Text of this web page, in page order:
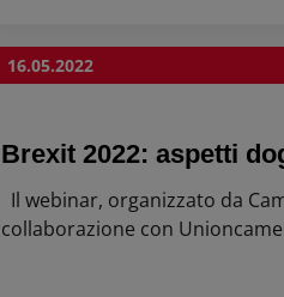
16.05.2022
Brexit 2022: aspetti
Il webinar, organizzato da
collaborazione con